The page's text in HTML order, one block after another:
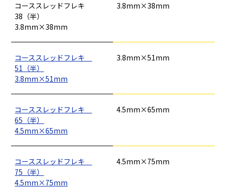
釘 ロープ・チェーン
フレコン・袋物
型枠部材 基礎用部材 土木資材 テープ
シーリング剤・接着剤・スプレー等
建てる（建築）
コーススレッドフレキ
38（半）
3.8mm×38mm
3.8mm×38mm
コーススレッドフレキ
51（半）
3.8mm×51mm
3.8mm×51mm
コーススレッドフレキ
65（半）
4.5mm×65mm
4.5mm×65mm
コーススレッドフレキ
75（半）
4.5mm×75mm
4.5mm×75mm